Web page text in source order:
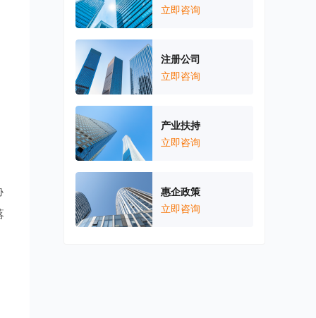
立即咨询
注册公司
立即咨询
产业扶持
立即咨询
惠企政策
立即咨询